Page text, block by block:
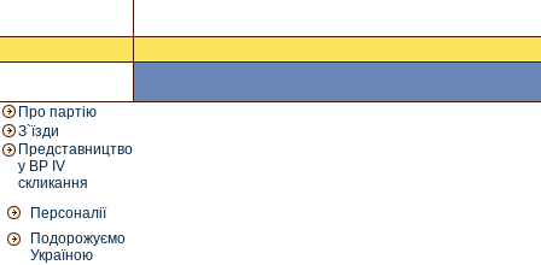
Про партію
З`їзди
Представництво
у ВР IV
скликання
Персоналії
Подорожуємо
Україною